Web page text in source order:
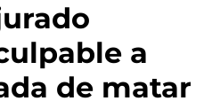
a
de matar